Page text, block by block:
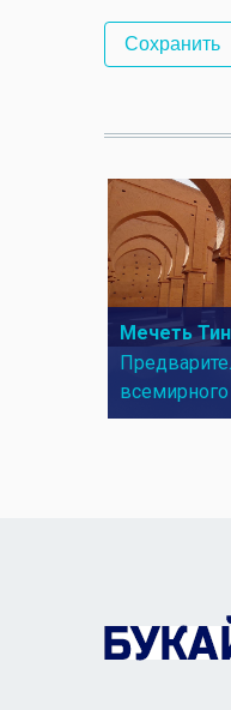
Мечеть